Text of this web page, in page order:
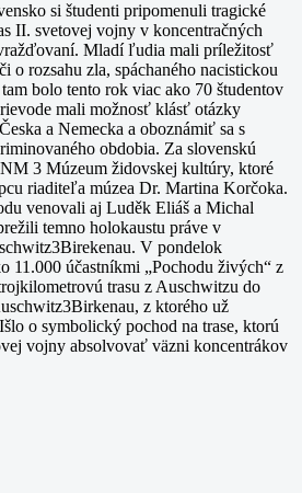
si študenti pripomenuli tragické
II. svetovej vojny v koncentračných
Mladí ľudia mali príležitosť
o rozsahu zla, spáchaného nacistickou
bolo tento rok viac ako 70 študentov
mali možnosť klásť otázky
a Nemecka a oboznámiť sa s
obdobia. Za slovenskú
3 Múzeum židovskej kultúry, ktoré
riaditeľa múzea Dr. Martina Korčoka.
venovali aj Luděk Eliáš a Michal
temno holokaustu práve v
V pondelok
11.000 účastníkmi „Pochodu živých“ z
trasu z Auschwitzu do
z ktorého už
o symbolický pochod na trase, ktorú
vojny absolvovať väzni koncentrákov